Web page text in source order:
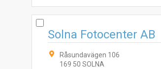
Solna Fotocenter AB
Råsundavägen 106
169 50 SOLNA